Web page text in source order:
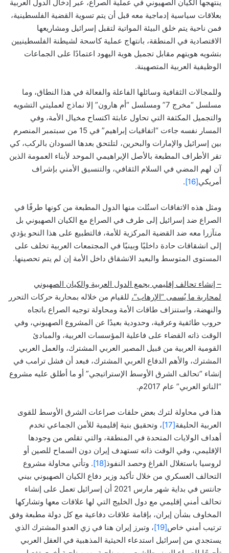
ينتهجها الكيان الصهيوني في عملية الصراع، عبر إدخال الدول العربية
بعلاقات سياسية إدماجية معه قبل أن يتم تسوية القضية الفلسطينية،
فمن ناحية يتم خلق البيئة المواتية لتقبل إسرائيل ومشاريعها
الاقتصادية في المنطقة، بانتهاج عملية كاسحة لشيطنة الفلسطينيين
بتشويه هويتهم مقابل تجميل هوية اليهود اعتمادًا على الجماعات
الوظيفية العربية المتصهينة.
وللمجالات الثقافية وسائلها الفاعلة والفعالة في هذا النطاق، وما
مسلسل “مخرج 7” ومسلسل “أم هارون” إلا نماذج لعمليتي التشويه
والتجميل المكثفة التي تحاول عابثة اكتساح مخيال الأمة، وفي
المسار نفسه جاءت “اتفاقيات إبراهيم” في 15 من سبتمبر المنصرم
بين إسرائيل والإمارات والبحرين، لتلتحق بعدها السودان بالركب، كي
تقر الأطراف المطبعة بالأصل الإبراهيمي الموحد لأبناء العمومة الذين
آن لهم المضي في السلام الثقافي، والتنسيق الأمني بإشراف
أمريكي[16]
.
ومثل هذه الاتفاقات استُلت منها الدول المطبعة من كونها طرفًا في
الصراع ضد إسرائيل إلى طرف في الصراع مع الكيان الصهيوني بل
متآزرا معه ضد القضية المركزية للأمة، فالتطبيع على هذا النحو يؤدي
إلى انشقاقات حادة داخليًا وبينيًا في المجتمعات العربية تخلف على
المستوى المتوسط والبعيد الانشقاق داخل الأمة إن لم يتم تحصينها.
– إنشاء تحالف إقليمي يجمع الدول العربية والكيان الصهيوني
لمحاربة ما يُسمى “الإرهاب”، للقيام من خلاله بمحاربة حركات التحرر
والنهضة، واستنزاف طاقات الأمة ومحاولة توجيه الصراع باتجاه
حروب طائفية وعرقية، وحدودية بعيدًا عن المشروع الصهيوني، وفي
الوقت ذاته القضاء على فاعلية المؤسسات العربية، والمبادئ
القومية العربية من قبيل المصير العربي المشترك، والعمل العربي
المشترك، والأهم الدفاع العربي المشترك، فبعد أن فشل ترامب في
إنشاء “تحالف الشرق الأوسط الإستراتيجي” أو ما أطلق عليه مشروع
“الناتو العربي” عام 2017م.
هذا في محاولة لترك بعض حلقات صراعات الشرق الأوسط للقوى
العربية الحليفة[17]
، وتحقيق بنية إقليمية للأمن الجماعي تخدم
أهداف الولايات المتحدة في المنطقة، والتي تقلص من وجودها
الإقليمي، وفي الوقت ذاته تستهدف إيران دون السماح للصين أو
لروسيا باستغلال الفراغ وحصد النفوذ[18]
. وتأتي محاولة مشروع
التحالف العسكري من خلال تأكيد وزير دفاع الكيان الصهيوني بيني
جانتس في بداية شهر مارس 2021 أن إسرائيل تعمل على إنشاء
تحالف أمني إقليمي مع دول الخليج التي لها علاقات معها وتشاركها
المخاوف بشأن إيران، بإقامة علاقات دفاعية مع كل دولة مطبعة وفق
ترتيب أمني خاص[19]
، وتبرز إيران هنا في زي العدو المشترك الذي
يستجدي من إسرائيل استدعاء الحيثية المذهبية في العقل العربي